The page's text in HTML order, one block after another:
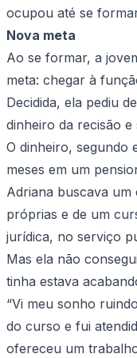
ocupou até se
Nova meta
Ao se formar, a
meta: chegar à
Decidida, ela pediu
dinheiro da recisão
O dinheiro, segundo
meses em um
Adriana buscava um
próprias e de um
jurídica, no serviço
Mas ela não
tinha estava
“Vi meu sonho
do curso e fui
ofereceu um